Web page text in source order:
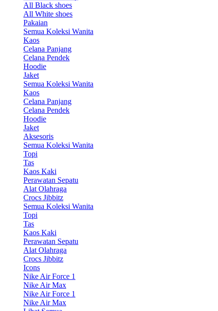
All Black shoes
All White shoes
Pakaian
Semua Koleksi Wanita
Kaos
Celana Panjang
Celana Pendek
Hoodie
Jaket
Semua Koleksi Wanita
Kaos
Celana Panjang
Celana Pendek
Hoodie
Jaket
Aksesoris
Semua Koleksi Wanita
Topi
Tas
Kaos Kaki
Perawatan Sepatu
Alat Olahraga
Crocs Jibbitz
Semua Koleksi Wanita
Topi
Tas
Kaos Kaki
Perawatan Sepatu
Alat Olahraga
Crocs Jibbitz
Icons
Nike Air Force 1
Nike Air Max
Nike Air Force 1
Nike Air Max